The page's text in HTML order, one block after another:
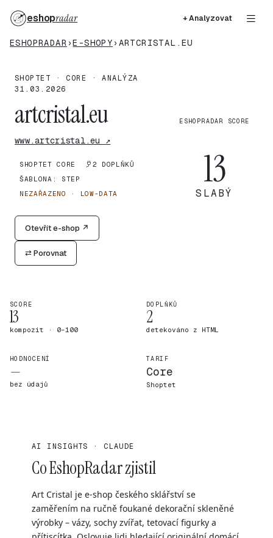
eshopradar + Analyzovat
ESHOPRADAR ›E-SHOPY › ARTCRISTAL.EU
SHOPTET · CORE · ANALÝZA
31.03.2026
artcristal.eu
www.artcristal.eu ↗
SHOPTET CORE
2 DOPLŇKŮ
ŠABLONA: STEP
NEZAŘAZENO · LOW-DATA
Otevřít e-shop ↗
⇄ Porovnat
ESHOPRADAR SCORE
13
SLABÝ
SCORE
13
kompozit · 0–100
DOPLŇKŮ
2
detekováno z HTML
HODNOCENÍ
—
bez údajů
TARIF
Core
Shoptet
AI INSIGHTS · CLAUDE
Co EshopRadar zjistil
Art Cristal je e-shop českého sklářství se
zaměřením na ručně foukané dekorační skleněné
výrobky – vázy, sochy zvířat, tetovací figurky a